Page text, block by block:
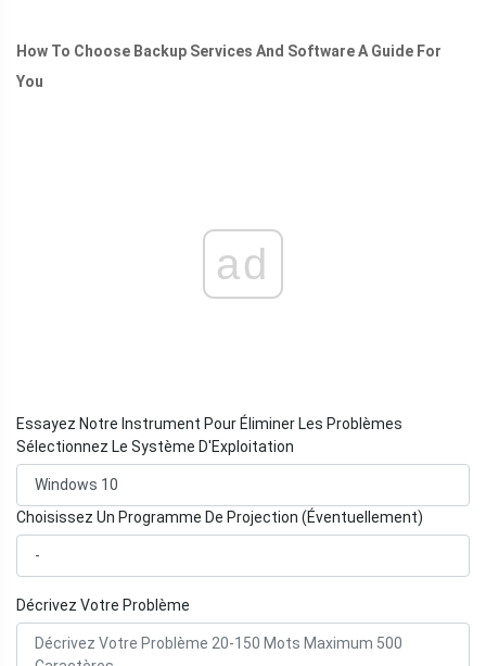
How To Choose Backup Services And Software A Guide For
You
ad
Essayez Notre Instrument Pour Éliminer Les Problèmes
Sélectionnez Le Système D'Exploitation
Choisissez Un Programme De Projection (Éventuellement)
Décrivez Votre Problème